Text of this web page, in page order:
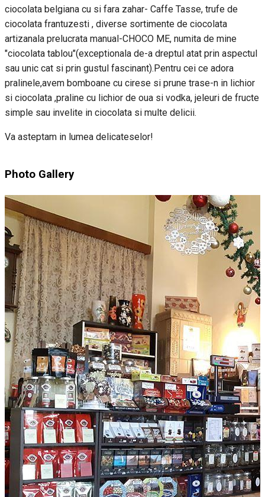
ciocolata belgiana cu si fara zahar- Caffe Tasse, trufe de
ciocolata frantuzesti , diverse sortimente de ciocolata
artizanala prelucrata manual-CHOCO ME, numita de mine
"ciocolata tablou"(exceptionala de-a dreptul atat prin aspectul
sau unic cat si prin gustul fascinant).Pentru cei ce adora
pralinele,avem bomboane cu cirese si prune trase-n in lichior
si ciocolata ,praline cu lichior de oua si vodka, jeleuri de fructe
simple sau invelite in ciocolata si multe delicii.
Va asteptam in lumea delicateselor!
Photo Gallery